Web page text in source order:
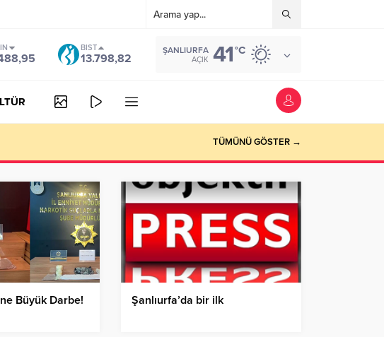
BIST
13.798,82
ŞANLIURFA
AÇIK 41°C
TÜMÜNÜ GÖSTER →
Büyük Darbe! Şanlıurfa’da bir ilk